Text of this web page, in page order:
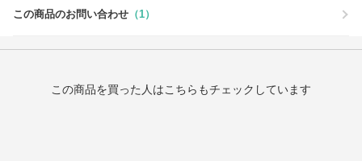
この商品のお問い合わせ （1）
この商品を買った人はこちらもチェックしています